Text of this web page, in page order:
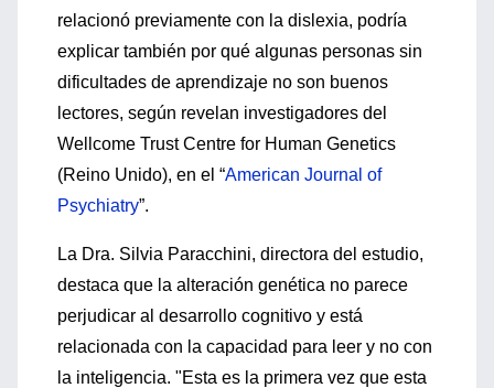
relacionó previamente con la dislexia, podría
explicar también por qué algunas personas sin
dificultades de aprendizaje no son buenos
lectores, según revelan investigadores del
Wellcome Trust Centre for Human Genetics
(Reino Unido), en el “American Journal of
Psychiatry”.
La Dra. Silvia Paracchini, directora del estudio,
destaca que la alteración genética no parece
perjudicar al desarrollo cognitivo y está
relacionada con la capacidad para leer y no con
la inteligencia. "Esta es la primera vez que esta